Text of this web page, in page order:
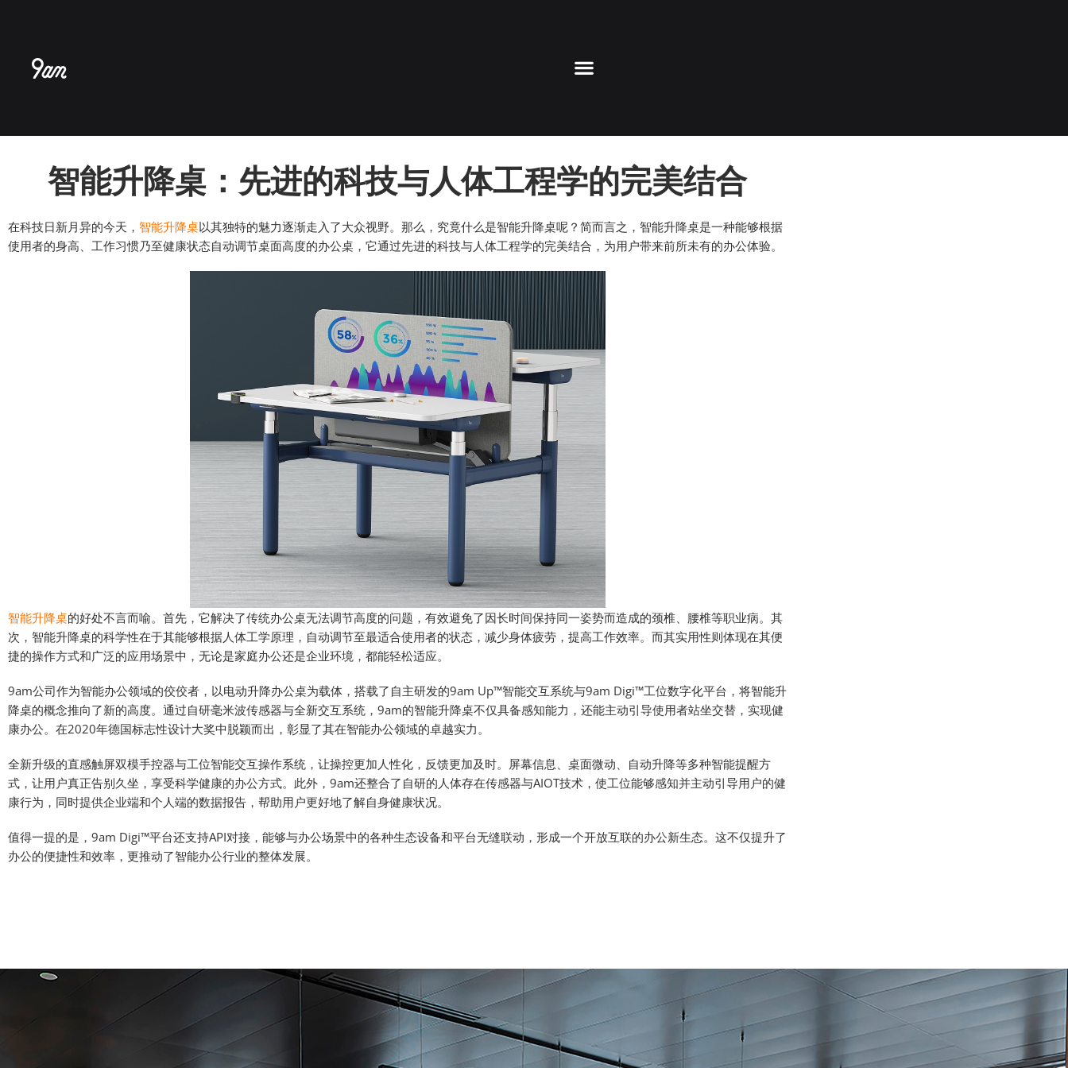
智能升降桌：先进的科技与人体工程学的完美结合
在科技日新月异的今天， 智能升降桌以其独特的魅力逐渐走入了大众视野。那么，究竟什么是智能升降桌呢？简而言之，智能升降桌是一种能够根据
使用者的身高、工作习惯乃至健康状态自动调节桌面高度的办公桌，它通过先进的科技与人体工程学的完美结合，为用户带来前所未有的办公体验。
智能升降桌的好处不言而喻。首先，它解决了传统办公桌无法调节高度的问题，有效避免了因长时间保持同一姿势而造成的颈椎、腰椎等职业病。其
次，智能升降桌的科学性在于其能够根据人体工学原理，自动调节至最适合使用者的状态，减少身体疲劳，提高工作效率。而其实用性则体现在其便
捷的操作方式和广泛的应用场景中，无论是家庭办公还是企业环境，都能轻松适应。
9am公司作为智能办公领域的佼佼者，以电动升降办公桌为载体，搭载了自主研发的9am Up™智能交互系统与9am Digi™工位数字化平台，将智能升
降桌的概念推向了新的高度。通过自研毫米波传感器与全新交互系统，9am的智能升降桌不仅具备感知能力，还能主动引导使用者站坐交替，实现健
康办公。在2020年德国标志性设计大奖中脱颖而出，彰显了其在智能办公领域的卓越实力。
全新升级的直感触屏双模手控器与工位智能交互操作系统，让操控更加人性化，反馈更加及时。屏幕信息、桌面微动、自动升降等多种智能提醒方
式，让用户真正告别久坐，享受科学健康的办公方式。此外，9am还整合了自研的人体存在传感器与AIOT技术，使工位能够感知并主动引导用户的健
康行为，同时提供企业端和个人端的数据报告，帮助用户更好地了解自身健康状况。
值得一提的是，9am Digi™平台还支持API对接，能够与办公场景中的各种生态设备和平台无缝联动，形成一个开放互联的办公新生态。这不仅提升了
办公的便捷性和效率，更推动了智能办公行业的整体发展。